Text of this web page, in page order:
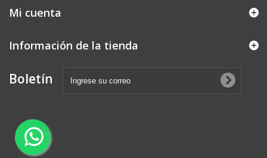
Mi cuenta
Información de la tienda
Boletín